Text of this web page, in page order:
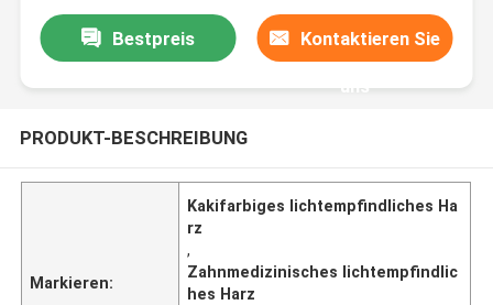
Bestpreis Kontaktieren Sie
uns
PRODUKT-BESCHREIBUNG
Markieren:
Kakifarbiges lichtempfindliches Ha
rz
,
Zahnmedizinisches lichtempfindlic
hes Harz